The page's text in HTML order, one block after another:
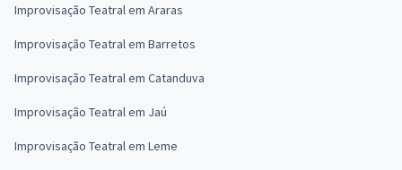
Improvisação Teatral em Araras
Improvisação Teatral em Barretos
Improvisação Teatral em Catanduva
Improvisação Teatral em Jaú
Improvisação Teatral em Leme